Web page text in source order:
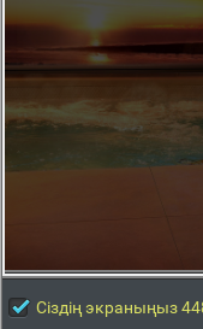
Сіздің экраныңыз